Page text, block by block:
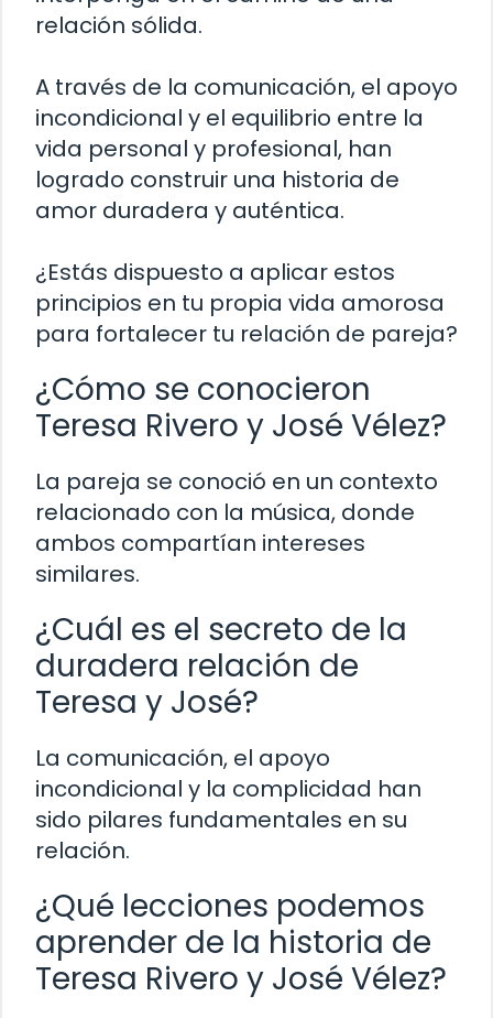
relación sólida.
A través de la comunicación, el apoyo
incondicional y el equilibrio entre la
vida personal y profesional, han
logrado construir una historia de
amor duradera y auténtica.
¿Estás dispuesto a aplicar estos
principios en tu propia vida amorosa
para fortalecer tu relación de pareja?
¿Cómo se conocieron
Teresa Rivero y José Vélez?
La pareja se conoció en un contexto
relacionado con la música, donde
ambos compartían intereses
similares.
¿Cuál es el secreto de la
duradera relación de
Teresa y José?
La comunicación, el apoyo
incondicional y la complicidad han
sido pilares fundamentales en su
relación.
¿Qué lecciones podemos
aprender de la historia de
Teresa Rivero y José Vélez?